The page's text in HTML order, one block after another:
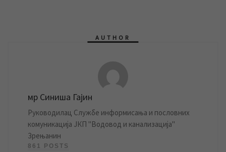
AUTHOR
мр Синиша Гајин
Руководилац Службе информисања и пословних
комуникација ЈКП "Водовод и канализација"
Зрењанин
861 POSTS